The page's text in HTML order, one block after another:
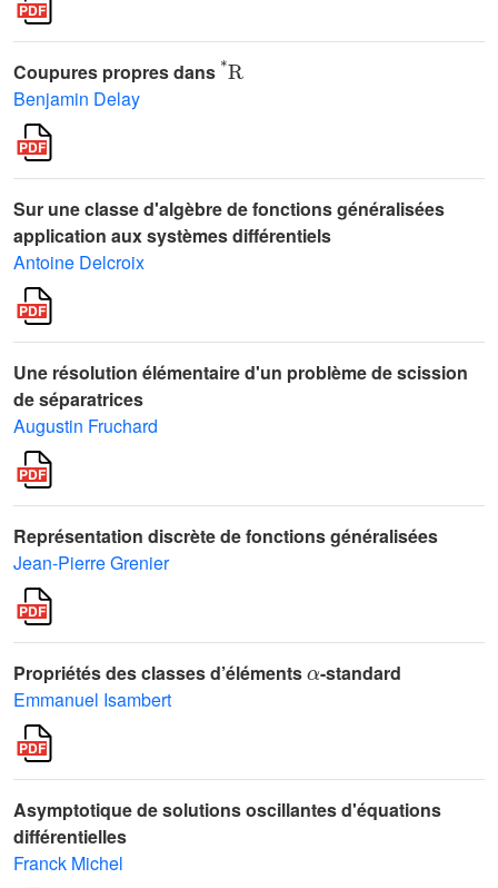
Coupures propres dans
*
Benjamin Delay
Sur une classe d'algèbre de fonctions généralisées
application aux systèmes différentiels
Antoine Delcroix
Une résolution élémentaire d'un problème de scission
de séparatrices
Augustin Fruchard
Représentation discrète de fonctions généralisées
Jean-Pierre Grenier
Propriétés des classes d’éléments
-standard
Emmanuel Isambert
Asymptotique de solutions oscillantes d'équations
différentielles
Franck Michel